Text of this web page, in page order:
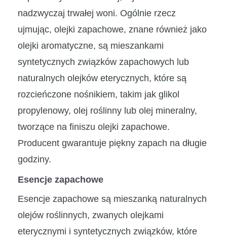
nadzwyczaj trwałej woni. Ogólnie rzecz
ujmując, olejki zapachowe, znane również jako
olejki aromatyczne, są mieszankami
syntetycznych związków zapachowych lub
naturalnych olejków eterycznych, które są
rozcieńczone nośnikiem, takim jak glikol
propylenowy, olej roślinny lub olej mineralny,
tworzące na finiszu olejki zapachowe.
Producent gwarantuje piękny zapach na długie
godziny.
Esencje zapachowe
Esencje zapachowe są mieszanką naturalnych
olejów roślinnych, zwanych olejkami
eterycznymi i syntetycznych związków, które